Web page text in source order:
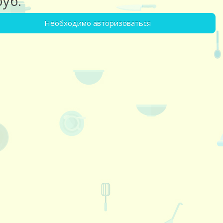
Необходимо авторизоваться